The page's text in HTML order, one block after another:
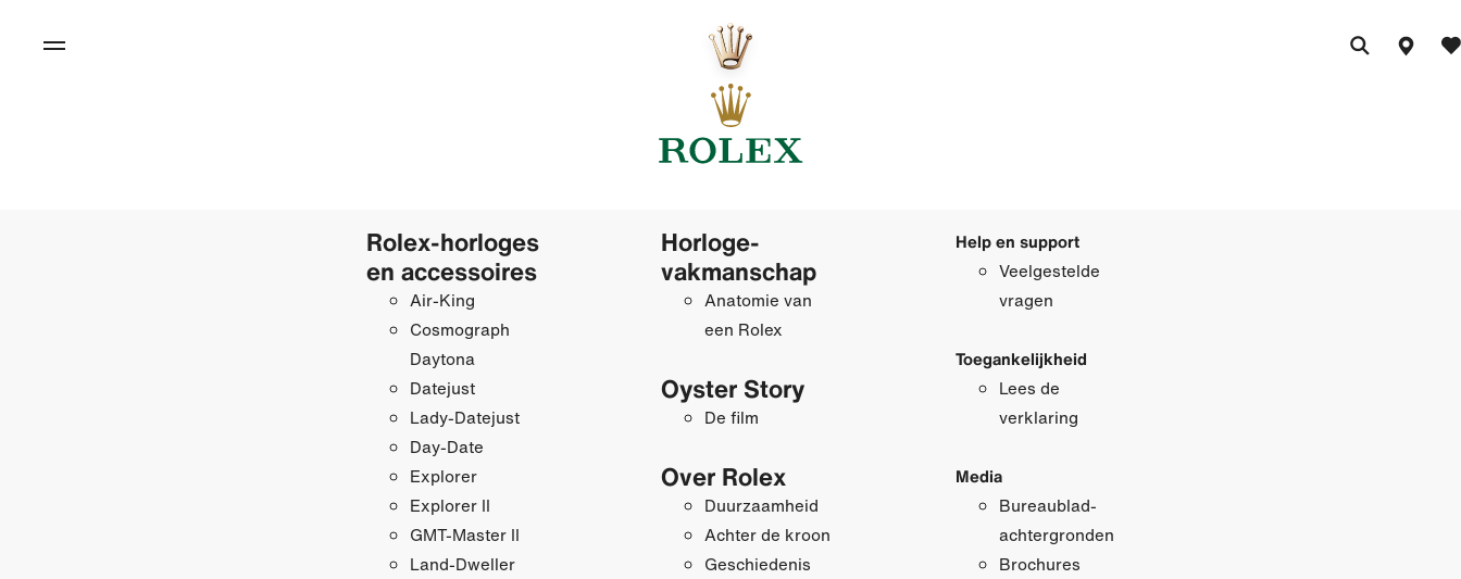
Rolex-horloges
en accessoires
Air-King
Cosmograph
Daytona
Datejust
Lady-Datejust
Day-Date
Explorer
Explorer II
GMT-Master II
Land-Dweller
Horloge­
vakmanschap
Anatomie van
een Rolex
Oyster Story
De film
Over Rolex
Duurzaamheid
Achter de kroon
Geschiedenis
Help en support
Veelgestelde
vragen
Toegankelijkheid
Lees de
verklaring
Media
Bureaublad­
achtergronden
Brochures